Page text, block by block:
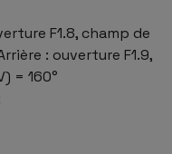
F1.8, champ de
: ouverture F1.9,
= 160°